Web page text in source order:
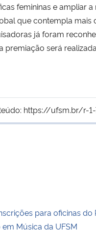
femininas e ampliar
que contempla mais
já foram
será
https://ufsm.br/r-1-
para oficinas do
Música da UFSM